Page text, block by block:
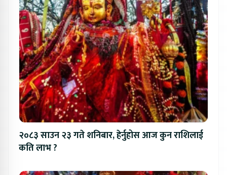
२०८३ साउन २३ गते शनिबार, हेर्नुहोस आज कुन राशिलाई
कति लाभ ?